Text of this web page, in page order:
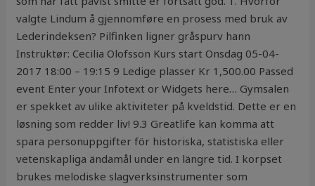
valgte Lindum å gjennomføre en prosess med bruk av
Lederindeksen? Pilfinken ligner gråspurv hann
Instruktør: Cecilia Olofsson Kurs start Onsdag 05-04-
2017 18:00 – 19:15 9 Ledige plasser Kr 1,500.00 Passed
event Enter your Infotext or Widgets here… Gymsalen
er spekket av ulike aktiviteter på kveldstid. Dette er en
løsning som redder liv! 9.3 Greatlife kan komma att
spara personuppgifter för historiska, statistiska eller
vetenskapliga ändamål under en längre tid. I korpset
brukes melodiske slagverksinstrumenter som